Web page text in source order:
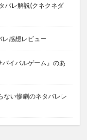
バレ解説(クネクネダ
感想レビュー
イバルゲーム』のあ
ない惨劇のネタバレレ